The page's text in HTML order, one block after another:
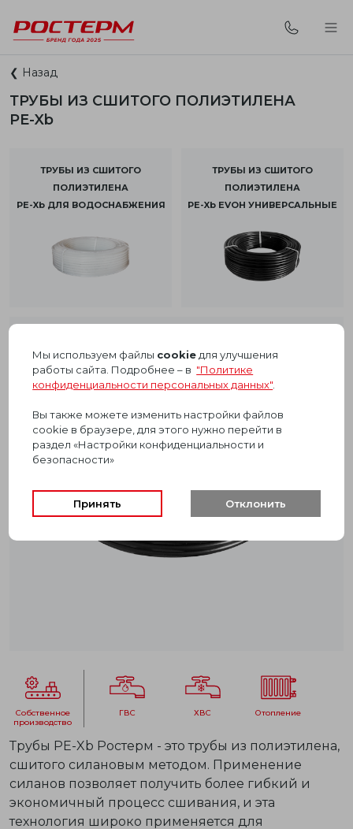
❮ Назад
ТРУБЫ ИЗ СШИТОГО ПОЛИЭТИЛЕНА
PE-Xb
ТРУБЫ ИЗ СШИТОГО
ПОЛИЭТИЛЕНА
PE-Xb ДЛЯ ВОДОСНАБЖЕНИЯ
ТРУБЫ ИЗ СШИТОГО
ПОЛИЭТИЛЕНА
PE-Xb EVOH УНИВЕРСАЛЬНЫЕ
ГВС ХВС отопление
собственное
производство
Трубы PE-Xb Ростерм - это трубы из полиэтилена,
сшитого силановым методом. Применение
силанов позволяет получить более гибкий и
экономичный процесс сшивания, и эта
технология широко применяется для
Мы используем файлы cookie для улучшения
работы сайта. Подробнее – в "Политике
конфиденциальности персональных данных"
Вы также можете изменить настройки файлов
cookie в браузере, для этого нужно перейти в
раздел «Настройки конфиденциальности и
безопасности»
Принять Отклонить